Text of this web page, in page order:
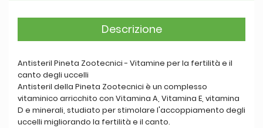
Descrizione
Antisteril Pineta Zootecnici - Vitamine per la fertilità e il
canto degli uccelli
Antisteril della Pineta Zootecnici è un complesso
vitaminico arricchito con Vitamina A, Vitamina E, vitamina
D e minerali, studiato per stimolare l'accoppiamento degli
uccelli migliorando la fertilità e il canto.